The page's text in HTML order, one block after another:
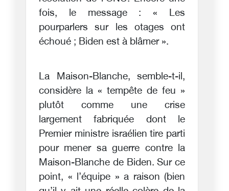
fois, le message : « Les
pourparlers sur les otages ont
échoué ; Biden est à blâmer ».
La Maison-Blanche, semble-t-il,
considère la « tempête de feu »
plutôt comme une crise
largement fabriquée dont le
Premier ministre israélien tire parti
pour mener sa guerre contre la
Maison-Blanche de Biden. Sur ce
point, « l’équipe » a raison (bien